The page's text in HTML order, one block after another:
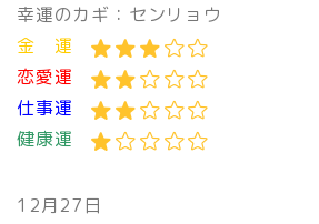
幸運のカギ：センリョウ
金 運
恋愛運
仕事運
健康運
12月27日